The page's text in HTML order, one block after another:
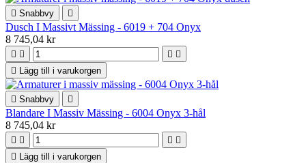
 Snabbvy 
Dusch I Massivt Mässing - 6019 + 704 Onyx
8 745,04 kr
   
 Lägg till i varukorgen
 Snabbvy 
Blandare I Massiv Mässing - 6004 Onyx 3-hål
8 745,04 kr
   
 Lägg till i varukorgen